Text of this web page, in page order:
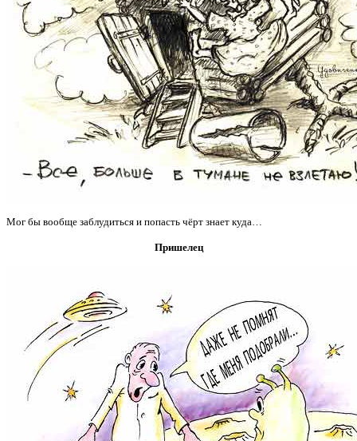
Мог бы вообще заблудиться и попасть чёрт знает куда…
Пришелец